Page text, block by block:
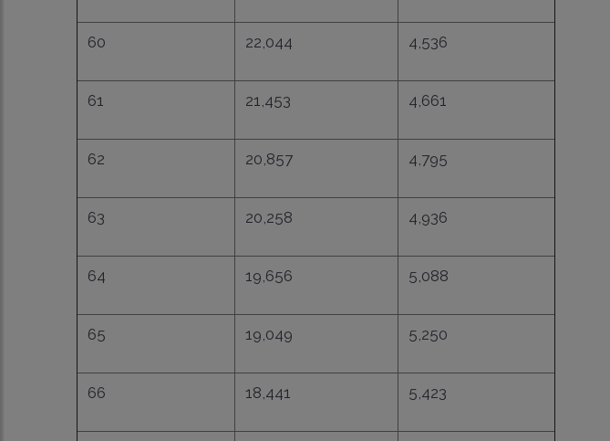
60 22,044 4,536
61 21,453 4,661
62 20,857 4,795
63 20,258 4,936
64 19,656 5,088
65 19,049 5,250
66 18,441 5,423